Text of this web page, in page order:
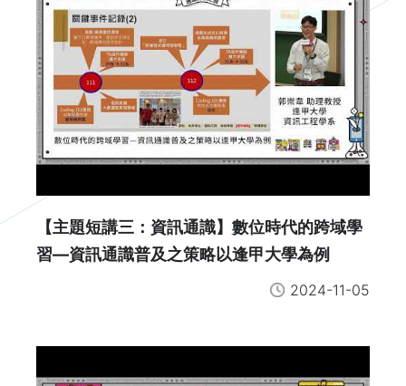
【主題短講三：資訊通識】數位時代的跨域學
習—資訊通識普及之策略以逢甲大學為例
2024-11-05